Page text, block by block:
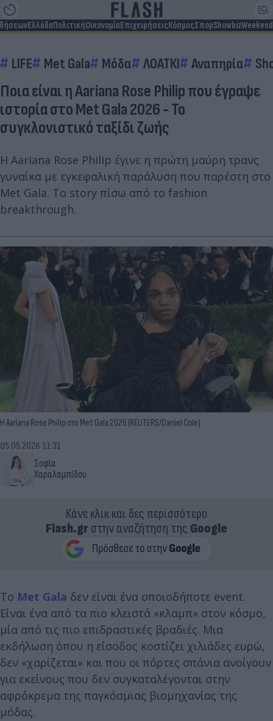
ΕλλάδαΠολιτικήΟικονομίαΕπιχειρήσειςΚόσμοςΣπορShowbizWeekend
LIFE Met Gala Μόδα ΛΟΑΤΚΙ Αναπηρία
Ποια είναι η Aariana Rose Philip που έγραψε
ιστορία στο Met Gala 2026 - Το
συγκλονιστικό ταξίδι ζωής
Η Aariana Rose Philip έγινε η πρώτη μαύρη τρανς
γυναίκα με εγκεφαλική παράλυση που παρέστη στο
Met Gala. Το story πίσω από το fashion
breakthrough.
Η Aariana Rose Philip στο Met Gala 2026 (REUTERS/Daniel Cole)
Σοφία
Χαραλαμπίδου
05.05.2026 11:31
Κάνε κλικ και δες περισσότερο
Flash.grστην αναζήτηση της Google
Το Met Gala δεν είναι ένα οποιοδήποτε event.
Είναι ένα από τα πιο κλειστά «κλαμπ» στον κόσμο,
μία από τις πιο επιδραστικές βραδιές. Μια
εκδήλωση όπου η είσοδος κοστίζει χιλιάδες ευρώ,
δεν «χαρίζεται» και που οι πόρτες σπάνια ανοίγουν
για εκείνους που δεν συγκαταλέγονται στην
αφρόκρεμα της παγκόσμιας βιομηχανίας της
μόδας.